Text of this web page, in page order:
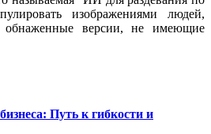
изображениями людей,
обнаженные версии, не имеющие
Путь к гибкости и